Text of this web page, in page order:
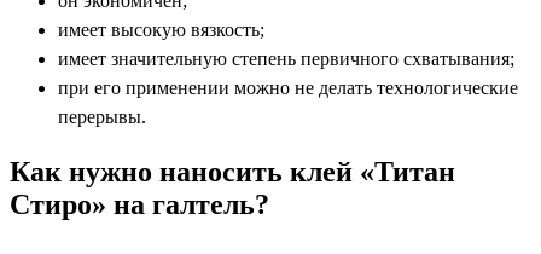
имеет высокую вязкость;
имеет значительную степень первичного схватывания;
при его применении можно не делать технологические
перерывы.
Как нужно наносить клей «Титан
Стиро» на галтель?